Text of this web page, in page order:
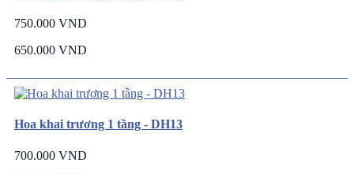
750.000 VND
650.000 VND
Hoa khai trương 1 tầng - DH13
700.000 VND